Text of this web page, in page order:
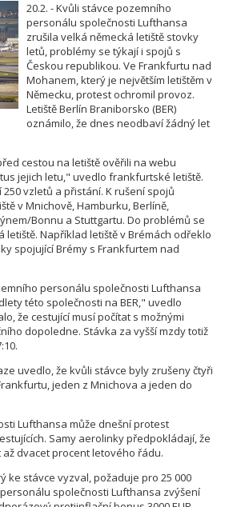
20.2. - Kvůli stávce pozemního
personálu společnosti Lufthansa
zrušila velká německá letiště stovky
letů, problémy se týkají i spojů s
Českou republikou. Ve Frankfurtu nad
Mohanem, který je největším letištěm v
Německu, protest ochromil provoz.
Letiště Berlín Braniborsko (BER)
oznámilo, že dnes neodbaví žádný let
cestou na letiště ověřili na webu
jejich letu," uvedlo frankfurtské letiště.
vzletů a přistání. K rušení spojů
v Mnichově, Hamburku, Berlíně,
Bonnu a Stuttgartu. Do problémů se
letiště. Například letiště v Brémách odřeklo
spojující Brémy s Frankfurtem nad
personálu společnosti Lufthansa
této společnosti na BER," uvedlo
že cestující musí počítat s možnými
dopoledne. Stávka za vyšší mzdy totiž
uvedlo, že kvůli stávce byly zrušeny čtyři
jeden z Mnichova a jeden do
Lufthansa může dnešní protest
Samy aerolinky předpokládají, že
dvacet procent letového řádu.
ke stávce vyzval, požaduje pro 25 000
společnosti Lufthansa zvýšení